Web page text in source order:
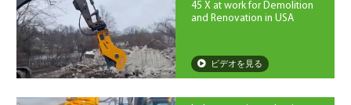
45 X at work for Demolition
and Renovation in USA
ビデオを見る